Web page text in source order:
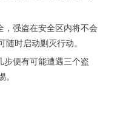
，强盗在安全区内将不会
随时启动剿灭行动。
步便有可能遭遇三个盗
。